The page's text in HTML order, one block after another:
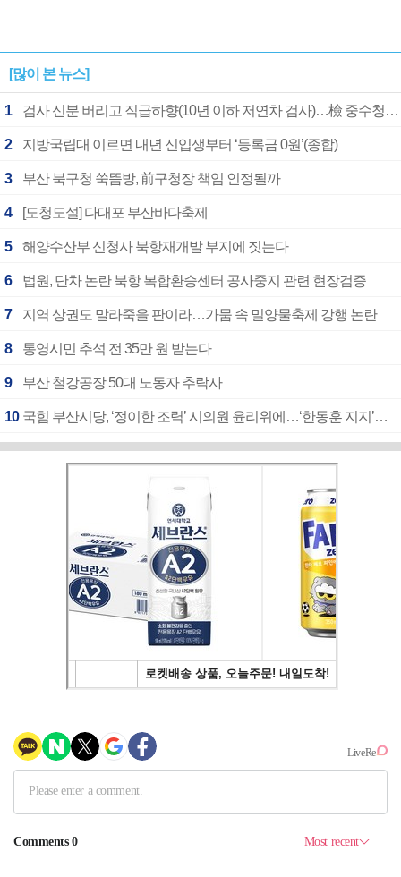
[많이 본 뉴스]
1 검사 신분 버리고 직급하향(10년 이하 저연차 검사)…檢 중수청행 기피
2 지방국립대 이르면 내년 신입생부터 ‘등록금 0원’(종합)
3 부산 북구청 쑥뜸방, 前구청장 책임 인정될까
4 [도청도설] 다대포 부산바다축제
5 해양수산부 신청사 북항재개발 부지에 짓는다
6 법원, 단차 논란 북항 복합환승센터 공사중지 관련 현장검증
7 지역 상권도 말라죽을 판이라…가뭄 속 밀양물축제 강행 논란
8 통영시민 추석 전 35만 원 받는다
9 부산 철강공장 50대 노동자 추락사
10 국힘 부산시당, ‘정이한 조력’ 시의원 윤리위에…‘한동훈 지지’도 신고접수